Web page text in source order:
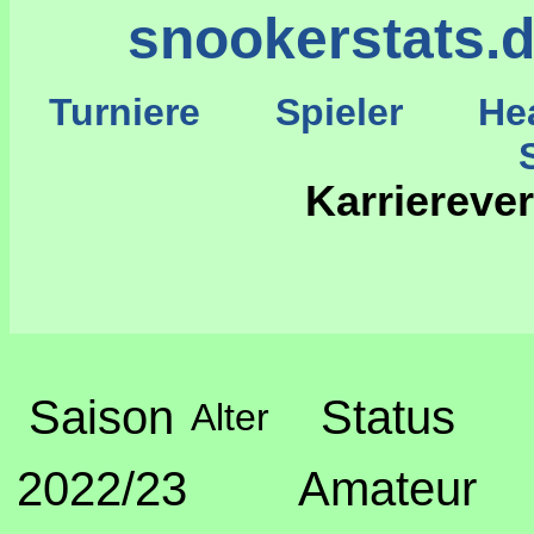
Turniere Spieler
Saison Alter
Status
2022/23
Amateur